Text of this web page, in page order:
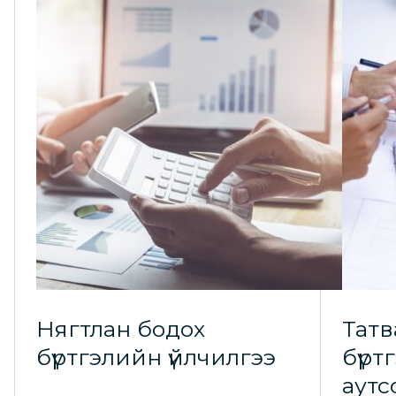
Нягтлан бодох
бүртгэлийн үйлчилгээ